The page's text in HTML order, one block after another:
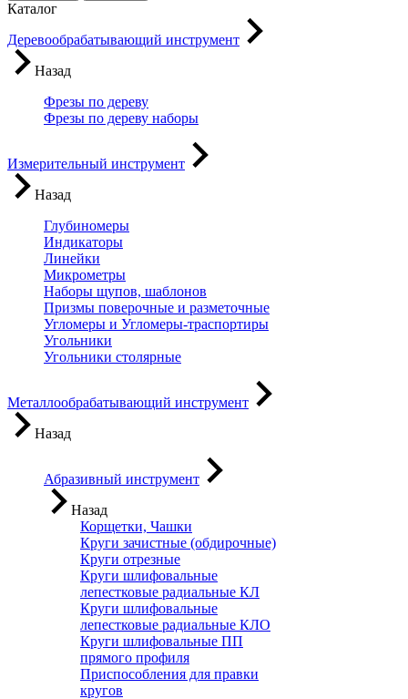
Каталог
Деревообрабатывающий инструмент
Назад
Фрезы по дереву
Фрезы по дереву наборы
Измерительный инструмент
Назад
Глубиномеры
Индикаторы
Линейки
Микрометры
Наборы щупов, шаблонов
Призмы поверочные и разметочные
Угломеры и Угломеры-траспортиры
Угольники
Угольники столярные
Металлообрабатывающий инструмент
Назад
Абразивный инструмент
Назад
Корщетки, Чашки
Круги зачистные (обдирочные)
Круги отрезные
Круги шлифовальные
лепестковые радиальные КЛ
Круги шлифовальные
лепестковые радиальные КЛО
Круги шлифовальные ПП
прямого профиля
Приспособления для правки
кругов